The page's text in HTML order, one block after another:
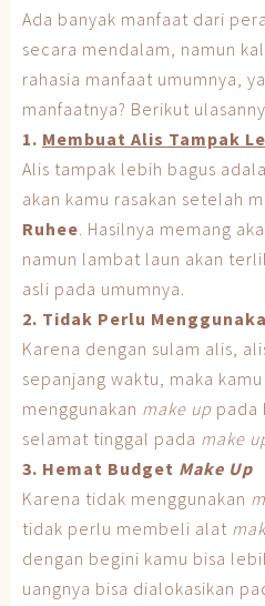
Ada banyak manfaat dari
secara mendalam, namun
rahasia manfaat umumnya,
manfaatnya? Berikut
1. Membuat Alis Tampak
Alis tampak lebih bagus
akan kamu rasakan setelah
Ruhee. Hasilnya memang
namun lambat laun akan
asli pada umumnya.
2. Tidak Perlu
Karena dengan sulam alis,
sepanjang waktu, maka
menggunakan make up pada
selamat tinggal pada make
3. Hemat Budget Make Up
Karena tidak menggunakan
tidak perlu membeli alat
dengan begini kamu bisa
uangnya bisa dialokasikan